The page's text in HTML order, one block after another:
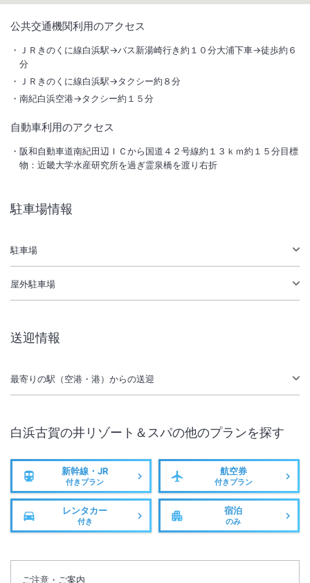
全室オーシャンビューの丘の上に建つホテル。ビュッフェレストランで
の料理人が目の前で調理するライブパフォーマンスをお楽しみ下さい。
INチェックイン
15:00/ OUT チェックアウト
11:00
大浴場あり
露天風呂あり
下記日程につきまして、休館とさせていただきます。
〈休館日時〉2026年2月4日（水）～2026年2月5日（木）
公共交通機関利用のアクセス
ＪＲきのくに線白浜駅→バス新湯崎行き約１０分大浦下車→徒歩約６
分
ＪＲきのくに線白浜駅→タクシー約８分
南紀白浜空港→タクシー約１５分
自動車利用のアクセス
阪和自動車道南紀田辺ＩＣから国道４２号線約１３ｋｍ約１５分目標
物：近畿大学水産研究所を過ぎ霊泉橋を渡り右折
駐車場情報
駐車場
屋外駐車場
送迎情報
最寄りの駅（空港・港）からの送迎
白浜古賀の井リゾート＆スパの他のプランを探す
新幹線・JR
付きプラン
航空券
付きプラン
レンタカー
付き
宿泊
のみ
ご注意・ご案内